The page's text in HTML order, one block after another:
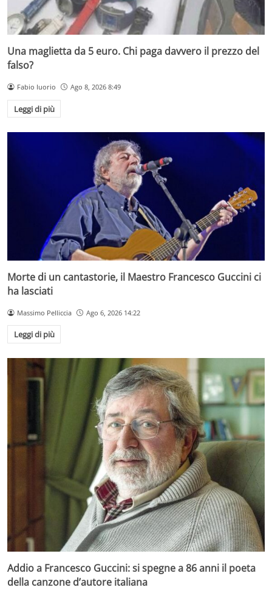
Una maglietta da 5 euro. Chi paga davvero il prezzo del
falso?
Fabio Iuorio Ago 8, 2026 8:49
Leggi di più
Morte di un cantastorie, il Maestro Francesco Guccini ci
ha lasciati
Massimo Pelliccia Ago 6, 2026 14:22
Leggi di più
Addio a Francesco Guccini: si spegne a 86 anni il poeta
della canzone d’autore italiana